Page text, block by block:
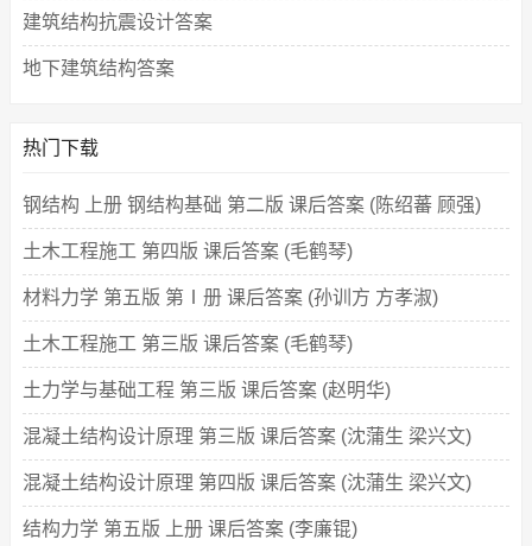
建筑结构抗震设计答案
地下建筑结构答案
热门下载
钢结构 上册 钢结构基础 第二版 课后答案 (陈绍蕃 顾强)
土木工程施工 第四版 课后答案 (毛鹤琴)
材料力学 第五版 第Ⅰ册 课后答案 (孙训方 方孝淑)
土木工程施工 第三版 课后答案 (毛鹤琴)
土力学与基础工程 第三版 课后答案 (赵明华)
混凝土结构设计原理 第三版 课后答案 (沈蒲生 梁兴文)
混凝土结构设计原理 第四版 课后答案 (沈蒲生 梁兴文)
结构力学 第五版 上册 课后答案 (李廉锟)